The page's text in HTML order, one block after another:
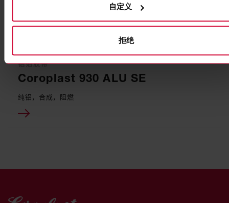
自定义
拒绝
铝箔胶带
Coroplast 930 ALU SE
纯铝，合成，阻燃